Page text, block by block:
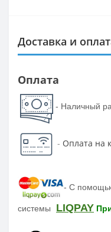
Доставка и
Оплата
- Наличный
- Оплата на
- С
системы LIQPAY